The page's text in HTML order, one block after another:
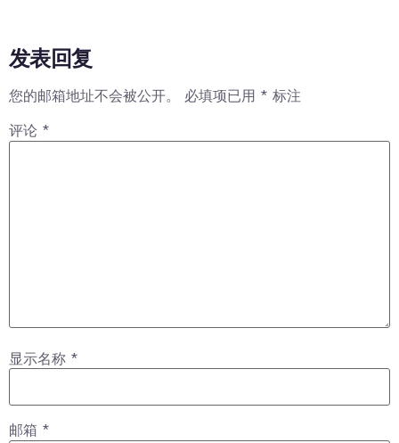
发表回复
您的邮箱地址不会被公开。 必填项已用 * 标注
评论 *
显示名称 *
邮箱 *